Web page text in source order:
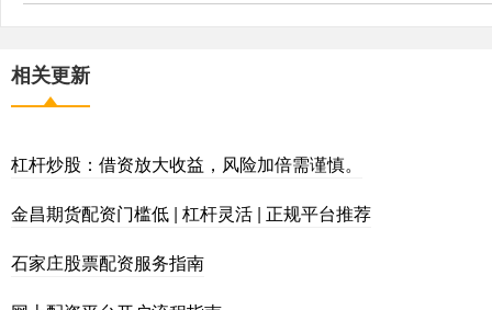
相关更新
杠杆炒股：借资放大收益，风险加倍需谨慎。
金昌期货配资门槛低 | 杠杆灵活 | 正规平台推荐
石家庄股票配资服务指南